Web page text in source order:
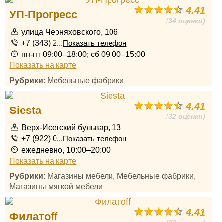
4.41
(34 оценки)
УП-Прогресс
улица Черняховского, 106
+7 (343) 2...Показать телефон
пн-пт 09:00–18:00; сб 09:00–15:00
Показать на карте
Рубрики: Мебельные фабрики
4.41
(32 оценки)
Siesta
Верх-Исетский бульвар, 13
+7 (922) 0...Показать телефон
ежедневно, 10:00–20:00
Показать на карте
Рубрики: Магазины мебели, Мебельные фабрики,
Магазины мягкой мебели
4.41
Филатоff